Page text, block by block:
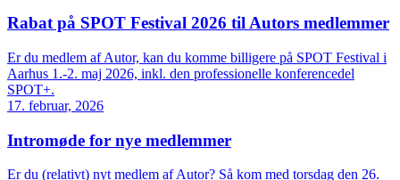
Rabat på SPOT Festival 2026 til Autors medlemmer
Er du medlem af Autor, kan du komme billigere på SPOT Festival i
Aarhus 1.-2. maj 2026, inkl. den professionelle konferencedel
SPOT+.
17. februar, 2026
Intromøde for nye medlemmer
Er du (relativt) nyt medlem af Autor? Så kom med torsdag den 26.